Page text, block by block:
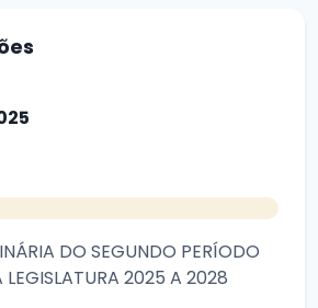
DO SEGUNDO PERÍODO
LEGISLATURA 2025 A 2028